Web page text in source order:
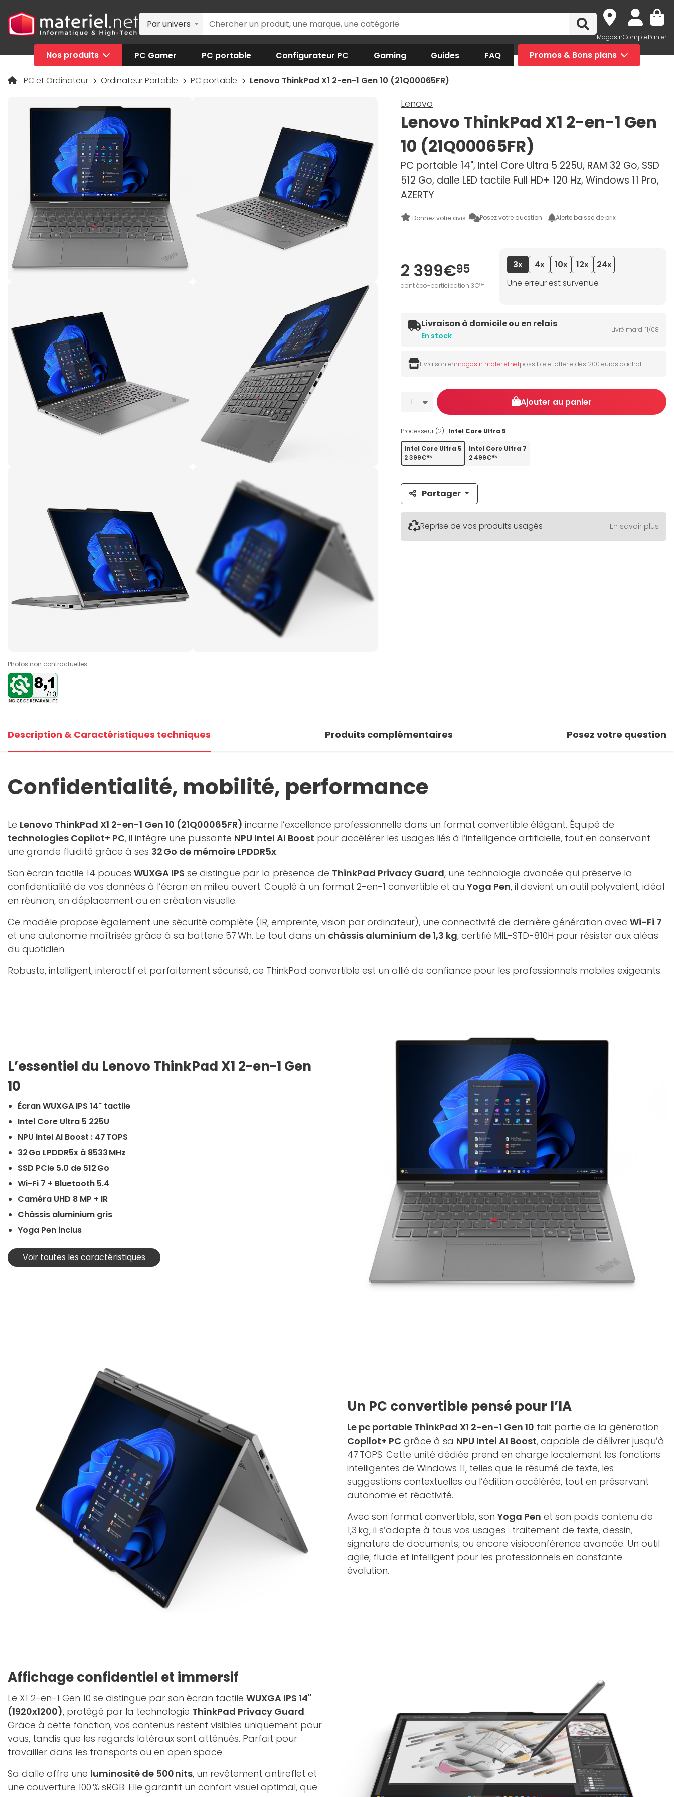
Par univers
MagasinComptePanier
Nos produits PC Gamer PC portable Configurateur PC Gaming Guides FAQ Promos & Bons plans
PC et Ordinateur Ordinateur Portable PC portable Lenovo ThinkPad X1 2-en-1 Gen 10 (21Q00065FR)
Photos non contractuelles
Lenovo
Lenovo ThinkPad X1 2-en-1 Gen
10 (21Q00065FR)
PC portable 14", Intel Core Ultra 5 225U, RAM 32 Go, SSD
512 Go, dalle LED tactile Full HD+ 120 Hz, Windows 11 Pro,
AZERTY
Donnez votre avis Posez votre question Alerte baisse de prix
2 399€95
dont éco-participation 3€98
3x 4x 10x 12x
24x
Une erreur est survenue
Livraison à domicile ou en relais
En stock
Livré mardi 11/08
Livraison enmagasin materiel.netpossible et offerte dès 200 euros d'achat !
Quantité
1 Ajouter au panier
Processeur (2) : Intel Core Ultra 5
Intel Core Ultra 5
2 399€95
Intel Core Ultra 7
2 499€95
Partager
Reprise de vos produits usagés En savoir plus
Description & Caractéristiques techniques Produits complémentaires Posez votre question
Confidentialité, mobilité, performance
Le Lenovo ThinkPad X1 2-en-1 Gen 10 (21Q00065FR) incarne l’excellence professionnelle dans un format convertible élégant. Équipé de
technologies Copilot+ PC, il intègre une puissante NPU Intel AI Boost pour accélérer les usages liés à l’intelligence artificielle, tout en conservant
une grande fluidité grâce à ses 32 Go de mémoire LPDDR5x.
Son écran tactile 14 pouces WUXGA IPS se distingue par la présence de ThinkPad Privacy Guard, une technologie avancée qui préserve la
confidentialité de vos données à l’écran en milieu ouvert. Couplé à un format 2-en-1 convertible et au Yoga Pen, il devient un outil polyvalent, idéal
en réunion, en déplacement ou en création visuelle.
Ce modèle propose également une sécurité complète (IR, empreinte, vision par ordinateur), une connectivité de dernière génération avec Wi-Fi 7
et une autonomie maîtrisée grâce à sa batterie 57 Wh. Le tout dans un châssis aluminium de 1,3 kg, certifié MIL-STD-810H pour résister aux aléas
du quotidien.
Robuste, intelligent, interactif et parfaitement sécurisé, ce ThinkPad convertible est un allié de confiance pour les professionnels mobiles exigeants.
L’essentiel du Lenovo ThinkPad X1 2-en-1 Gen
10
Écran WUXGA IPS 14" tactile
Intel Core Ultra 5 225U
NPU Intel AI Boost : 47 TOPS
32 Go LPDDR5x à 8533 MHz
SSD PCIe 5.0 de 512 Go
Wi-Fi 7 + Bluetooth 5.4
Caméra UHD 8 MP + IR
Châssis aluminium gris
Yoga Pen inclus
Voir toutes les caractéristiques
Un PC convertible pensé pour l’IA
Le pc portable ThinkPad X1 2-en-1 Gen 10 fait partie de la génération
Copilot+ PC grâce à sa NPU Intel AI Boost, capable de délivrer jusqu’à
47 TOPS. Cette unité dédiée prend en charge localement les fonctions
intelligentes de Windows 11, telles que le résumé de texte, les
suggestions contextuelles ou l’édition accélérée, tout en préservant
autonomie et réactivité.
Avec son format convertible, son Yoga Pen et son poids contenu de
1,3 kg, il s’adapte à tous vos usages : traitement de texte, dessin,
signature de documents, ou encore visioconférence avancée. Un outil
agile, fluide et intelligent pour les professionnels en constante
évolution.
Affichage confidentiel et immersif
Le X1 2-en-1 Gen 10 se distingue par son écran tactile WUXGA IPS 14"
(1920x1200), protégé par la technologie ThinkPad Privacy Guard.
Grâce à cette fonction, vos contenus restent visibles uniquement pour
vous, tandis que les regards latéraux sont atténués. Parfait pour
travailler dans les transports ou en open space.
Sa dalle offre une luminosité de 500 nits, un revêtement antireflet et
une couverture 100 % sRGB. Elle garantit un confort visuel optimal, que